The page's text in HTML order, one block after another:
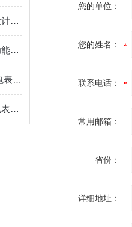
浅谈医院配电能效监管系统设计和调试
明晰分时段计量电表各部件功能特点保障电力计量数据准确合规
为什么要做防逆流？ 防逆流电表怎么选择？
什么是防逆流电表？与普通电表有什么区别？哪些场景会用到防逆流电表？
您的单位：
您的姓名：
联系电话：
常用邮箱：
省份：
详细地址：